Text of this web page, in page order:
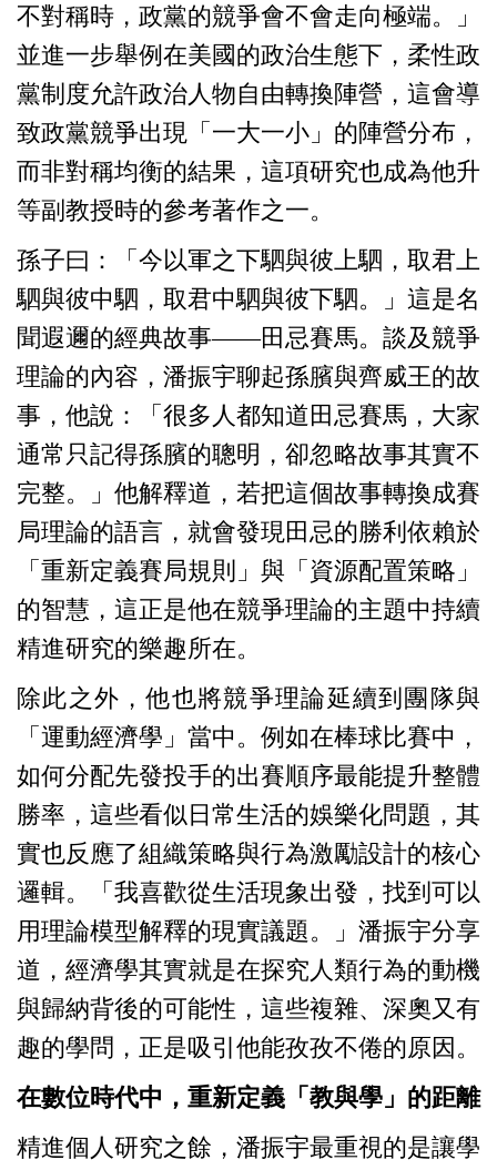
不對稱時，政黨的競爭會不會走向極端。」
並進一步舉例在美國的政治生態下，柔性政
黨制度允許政治人物自由轉換陣營，這會導
致政黨競爭出現「一大一小」的陣營分布，
而非對稱均衡的結果，這項研究也成為他升
等副教授時的參考著作之一。
孫子曰：「今以軍之下駟與彼上駟，取君上
駟與彼中駟，取君中駟與彼下駟。」這是名
聞遐邇的經典故事——田忌賽馬。談及競爭
理論的內容，潘振宇聊起孫臏與齊威王的故
事，他說：「很多人都知道田忌賽馬，大家
通常只記得孫臏的聰明，卻忽略故事其實不
完整。」他解釋道，若把這個故事轉換成賽
局理論的語言，就會發現田忌的勝利依賴於
「重新定義賽局規則」與「資源配置策略」
的智慧，這正是他在競爭理論的主題中持續
精進研究的樂趣所在。
除此之外，他也將競爭理論延續到團隊與
「運動經濟學」當中。例如在棒球比賽中，
如何分配先發投手的出賽順序最能提升整體
勝率，這些看似日常生活的娛樂化問題，其
實也反應了組織策略與行為激勵設計的核心
邏輯。「我喜歡從生活現象出發，找到可以
用理論模型解釋的現實議題。」潘振宇分享
道，經濟學其實就是在探究人類行為的動機
與歸納背後的可能性，這些複雜、深奧又有
趣的學問，正是吸引他能孜孜不倦的原因。
在數位時代中，重新定義「教與學」的距離
精進個人研究之餘，潘振宇最重視的是讓學